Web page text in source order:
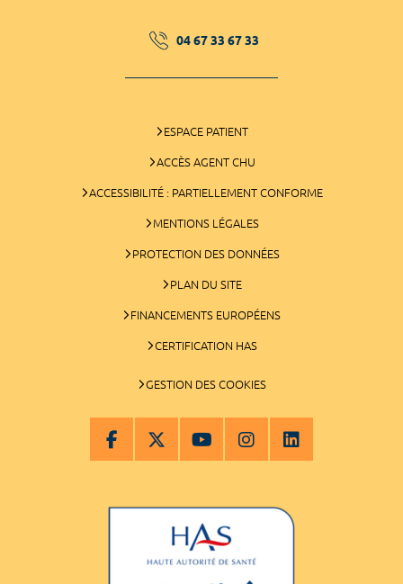
04 67 33 67 33
ESPACE PATIENT
ACCÈS AGENT CHU
ACCESSIBILITÉ : PARTIELLEMENT CONFORME
MENTIONS LÉGALES
PROTECTION DES DONNÉES
PLAN DU SITE
FINANCEMENTS EUROPÉENS
CERTIFICATION HAS
GESTION DES COOKIES